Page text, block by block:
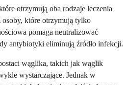
otrzymują oba rodzaje leczenia
które otrzymują tylko
pomaga neutralizować
antybiotyki eliminują źródło infekcji.
wąglika, takich jak wąglik
wystarczające. Jednak w